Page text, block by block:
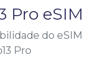
Pro eSIM
do eSIM
Pro